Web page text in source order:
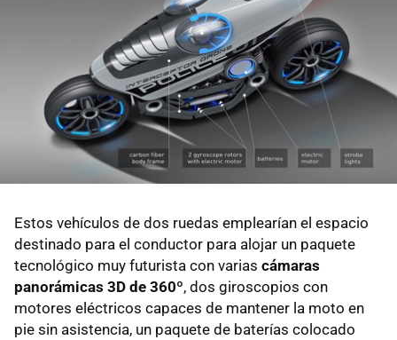
Estos vehículos de dos ruedas emplearían el espacio
destinado para el conductor para alojar un paquete
tecnológico muy futurista con varias cámaras
panorámicas 3D de 360º, dos giroscopios con
motores eléctricos capaces de mantener la moto en
pie sin asistencia, un paquete de baterías colocado